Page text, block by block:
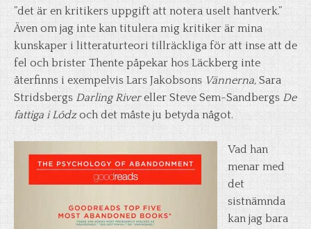
”det är en kritikers uppgift att notera uselt hantverk.”
Även om jag inte kan titulera mig kritiker är mina
kunskaper i litteraturteori tillräckliga för att inse att de
fel och brister Thente påpekar hos Läckberg inte
återfinns i exempelvis Lars Jakobsons Vännerna, Sara
Stridsbergs Darling Rivereller Steve Sem-Sandbergs De
fattiga i Lódzoch det måste ju betyda något.
Vad han
menar med
det
sistnämnda
kan jag bara